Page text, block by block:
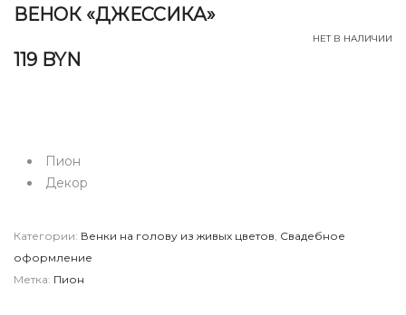
ВЕНОК «ДЖЕССИКА»
НЕТ В НАЛИЧИИ
119 BYN
Пион
Декор
Категории: Венки на голову из живых цветов, Свадебное
оформление
Метка: Пион